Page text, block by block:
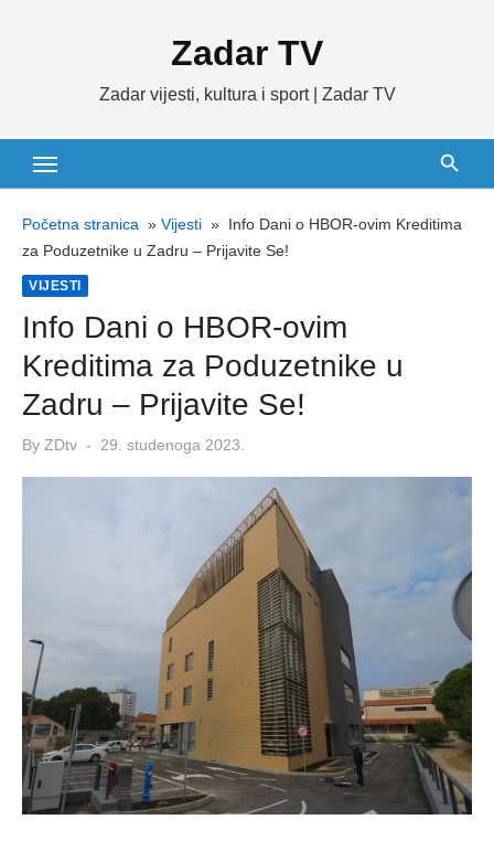
Zadar TV
Zadar vijesti, kultura i sport | Zadar TV
Početna stranica » Vijesti » Info Dani o HBOR-ovim Kreditima
za Poduzetnike u Zadru – Prijavite Se!
VIJESTI
Info Dani o HBOR-ovim
Kreditima za Poduzetnike u
Zadru – Prijavite Se!
By ZDtv
Posted
29. studenoga 2023.